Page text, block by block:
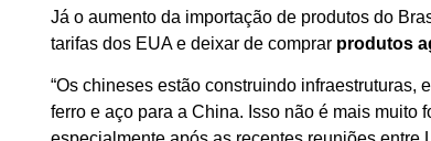
Já o aumento da importação de produtos do
tarifas dos EUA e deixar de comprar produtos
“Os chineses estão construindo
ferro e aço para a China. Isso não é mais muito